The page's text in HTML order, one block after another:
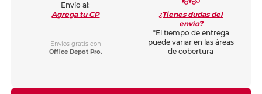
Envío al:
Agrega tu CP
Envíos gratis con
Office Depot Pro.
¿Tienes dudas del
envío?
*El tiempo de entrega
puede variar en las áreas
de cobertura